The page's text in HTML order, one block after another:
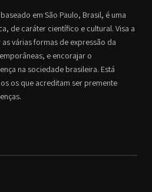
em São Paulo, Brasil, é uma
de caráter científico e cultural. Visa a
várias formas de expressão da
e encorajar o
na sociedade brasileira. Está
os que acreditam ser premente